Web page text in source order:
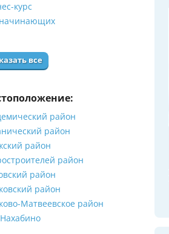
курс
все
район
район
район
район
район
район
Матвеевское район